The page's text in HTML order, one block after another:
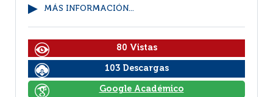
MÁS INFORMACIÓN...
80 Vistas
103 Descargas
Google Académico